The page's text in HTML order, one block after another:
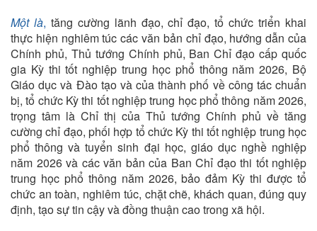
Một là, tăng cường lãnh đạo, chỉ đạo, tổ chức triển khai
thực hiện nghiêm túc các văn bản chỉ đạo, hướng dẫn của
Chính phủ, Thủ tướng Chính phủ, Ban Chỉ đạo cấp quốc
gia Kỳ thi tốt nghiệp trung học phổ thông năm 2026, Bộ
Giáo dục và Đào tạo và của thành phố về công tác chuẩn
bị, tổ chức Kỳ thi tốt nghiệp trung học phổ thông năm 2026,
trọng tâm là Chỉ thị của Thủ tướng Chính phủ về tăng
cường chỉ đạo, phối hợp tổ chức Kỳ thi tốt nghiệp trung học
phổ thông và tuyển sinh đại học, giáo dục nghề nghiệp
năm 2026 và các văn bản của Ban Chỉ đạo thi tốt nghiệp
trung học phổ thông năm 2026, bảo đảm Kỳ thi được tổ
chức an toàn, nghiêm túc, chặt chẽ, khách quan, đúng quy
định, tạo sự tin cậy và đồng thuận cao trong xã hội.